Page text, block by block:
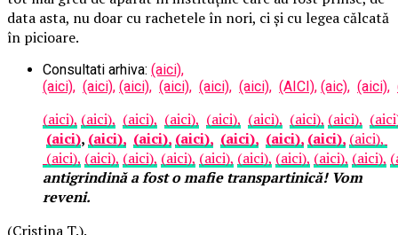
data asta, nu doar cu rachetele în nori, ci și cu legea călcată
în picioare.
Consultati arhiva: (aici),
(aici), (aici), (aici), (aici), (aici), (aici), (AICI), (aic), (aici),
(aici), (aici), (aici), (aici), (aici), (aici), (aici), (aici),
(aici), (aici), (aici), (aici), (aici), (aici), (aici), (aici),
(aici), (aici), (aici), (aici), (aici), (aici), (aici), (aici), (aici),
antigrindină a fost o mafie transpartinică! Vom
reveni.
(Cristina T.).